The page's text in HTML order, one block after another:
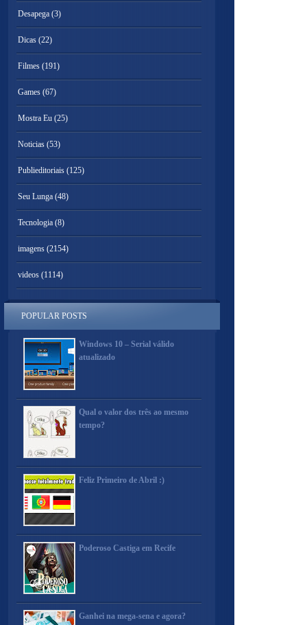
Desapega (3)
Dicas (22)
Filmes (191)
Games (67)
Mostra Eu (25)
Noticias (53)
Publieditoriais (125)
Seu Lunga (48)
Tecnologia (8)
imagens (2154)
videos (1114)
POPULAR POSTS
Windows 10 – Serial válido
atualizado
Qual o valor dos três ao mesmo
tempo?
Feliz Primeiro de Abril :)
Poderoso Castiga em Recife
Ganhei na mega-sena e agora?